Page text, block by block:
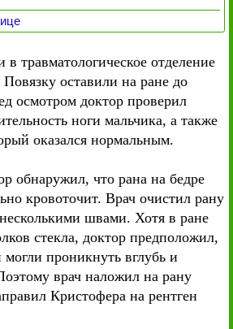
в травматологическое отделение
оставили на ране до
осмотром доктор проверил
ноги мальчика, а также
оказался нормальным.
обнаружил, что рана на бедре
кровоточит. Врач очистил рану
швами. Хотя в ране
стекла, доктор предположил,
проникнуть вглубь и
врач наложил на рану
Кристофера на рентген